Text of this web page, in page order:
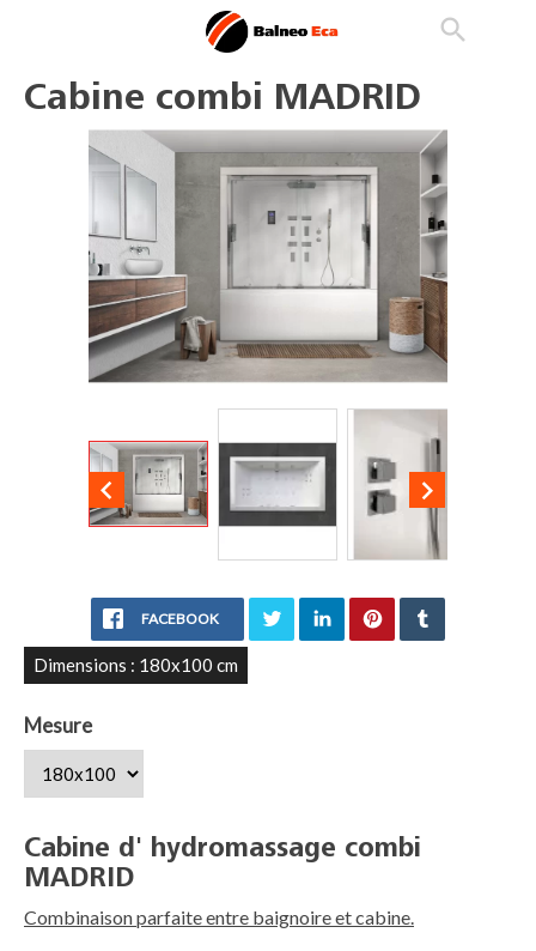
search
Cabine combi MADRID
 
FACEBOOK
Dimensions : 180x100 cm
Mesure
Cabine d' hydromassage combi
MADRID
Combinaison parfaite entre baignoire et cabine.